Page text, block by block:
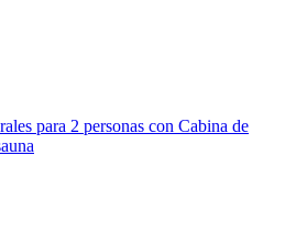
para 2 personas con Cabina de